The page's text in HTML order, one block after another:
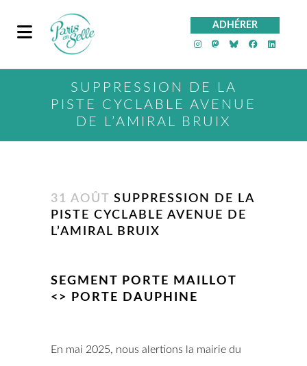
ADHÉRER
PeS sur
PeS sur
PeS sur
PeS
SUPPRESSION DE LA
PISTE CYCLABLE AVENUE
DE L’AMIRAL BRUIX
31 AOÛT SUPPRESSION DE LA
PISTE CYCLABLE AVENUE DE
L’AMIRAL BRUIX
SEGMENT PORTE MAILLOT
<> PORTE DAUPHINE
En mai 2025, nous alertions la mairie du